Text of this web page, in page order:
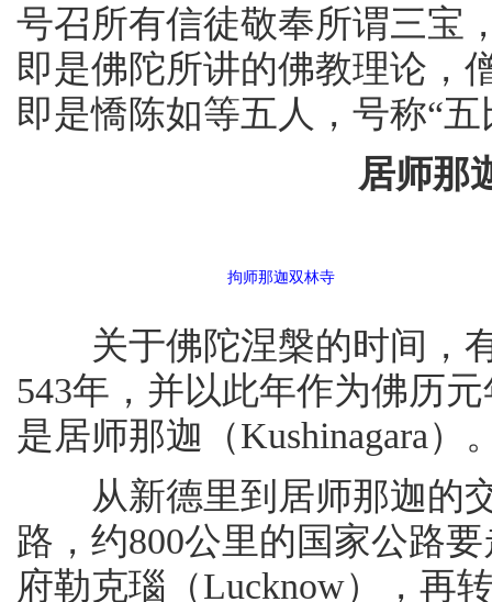
号召所有信徒敬奉所谓三宝
即是佛陀所讲的佛教理论，
即是憍陈如等五人，号称“五
居师
拘师那迦双林寺
关于佛陀涅槃的时间，有
543年，并以此年作为佛历
是居师那迦（Kushinagara）
从新德里到居师那迦的交
路，约800公里的国家公路
府勒克瑙（Lucknow），再